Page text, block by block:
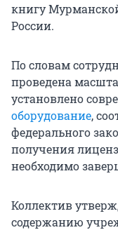
книгу
России.
По словам
проведена
установлено
оборудование,
федерального
получения
необходимо
Коллектив
содержанию